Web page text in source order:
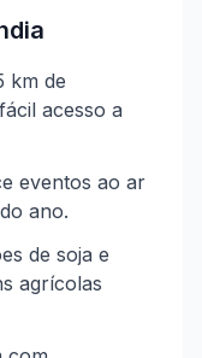
km de
acesso a
eventos ao ar
ano.
de soja e
agrícolas